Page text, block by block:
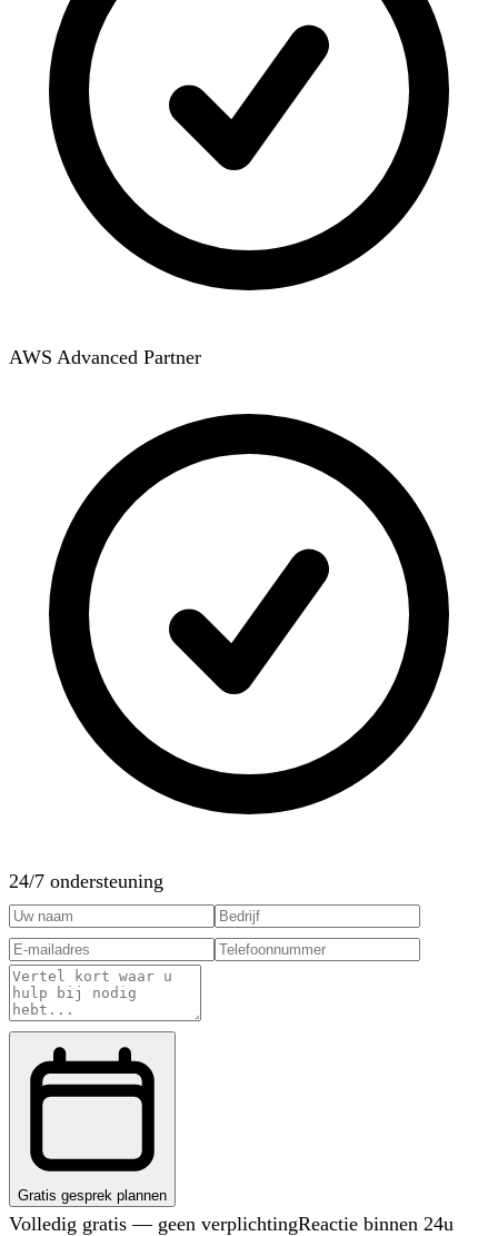
AWS Advanced Partner
24/7 ondersteuning
Gratis gesprek plannen
Volledig gratis — geen verplichtingReactie binnen 24u